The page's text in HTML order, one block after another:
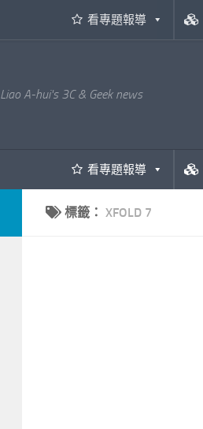
看專題報導
Liao A-hui's 3C & Geek news
看專題報導
標籤： XFOLD 7